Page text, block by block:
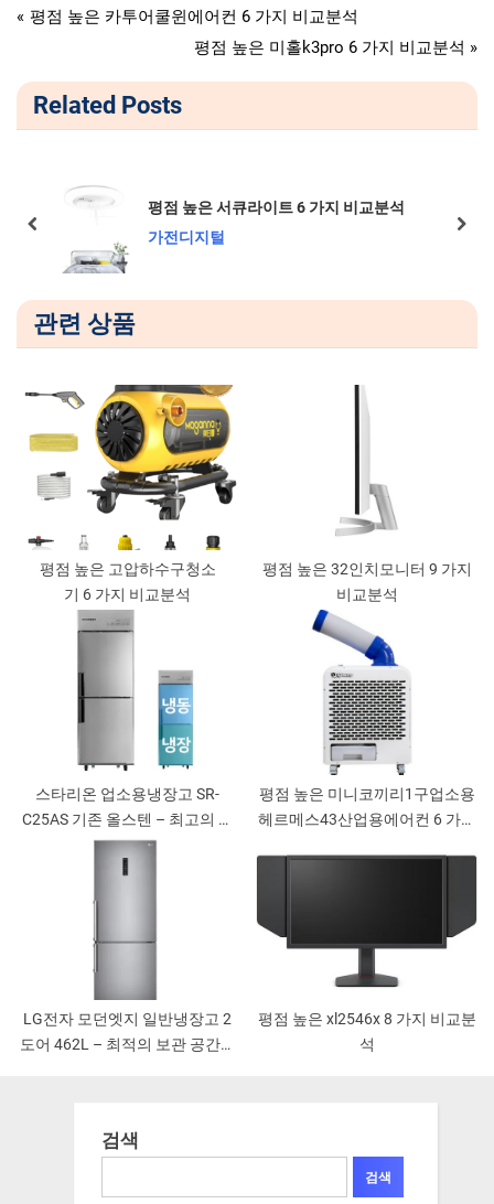
가전디지털
글
색
P
v
i
s
s
평점 높은 카투어쿨윈에어컨 6 가지 비교분석
N
t
s
t
평점 높은 미홀k3pro 6 가지 비교분석
Related Posts
평점 높은 서큐라이트 6 가지 비교분석
가전디지털
prev next
관련 상품
평점 높은 고압하수구청소
기 6 가지 비교분석
평점 높은 32인치모니터 9 가지
비교분석
스타리온 업소용냉장고 SR-
C25AS 기존 올스텐 – 최고의 식
품 저장공간
평점 높은 미니코끼리1구업소용
헤르메스43산업용에어컨 6 가지
LG전자 모던엣지 일반냉장고 2
도어 462L – 최적의 보관 공간을
평점 높은 xl2546x 8 가지 비교분
석
검색
검색